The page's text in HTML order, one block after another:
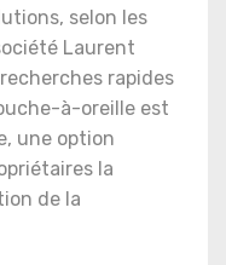
selon les
Laurent
rapides
à-oreille est
une option
la
de la